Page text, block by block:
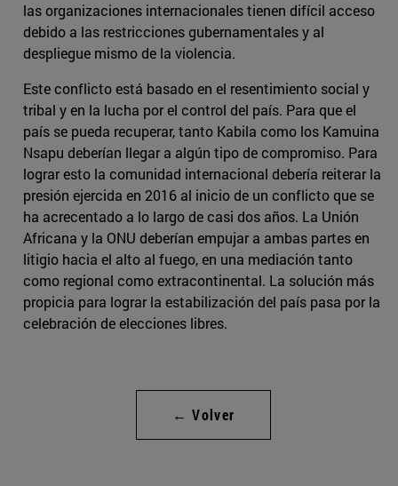
las organizaciones internacionales tienen difícil acceso
debido a las restricciones gubernamentales y al
despliegue mismo de la violencia.
Este conflicto está basado en el resentimiento social y
tribal y en la lucha por el control del país. Para que el
país se pueda recuperar, tanto Kabila como los Kamuina
Nsapu deberían llegar a algún tipo de compromiso. Para
lograr esto la comunidad internacional debería reiterar la
presión ejercida en 2016 al inicio de un conflicto que se
ha acrecentado a lo largo de casi dos años. La Unión
Africana y la ONU deberían empujar a ambas partes en
litigio hacia el alto al fuego, en una mediación tanto
como regional como extracontinental. La solución más
propicia para lograr la estabilización del país pasa por la
celebración de elecciones libres.
← Volver